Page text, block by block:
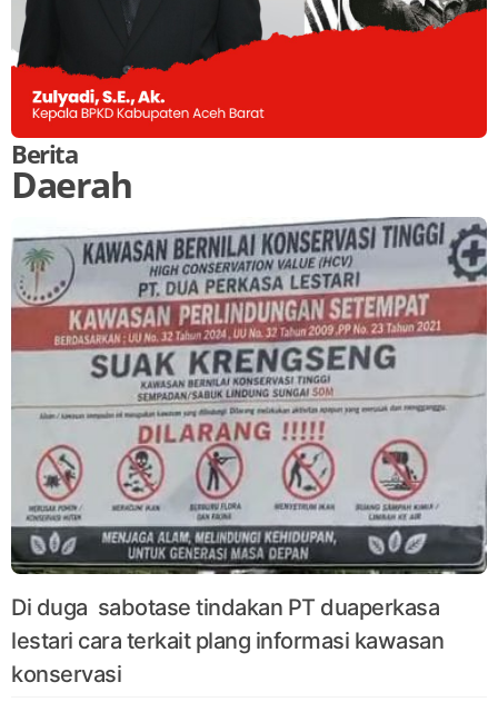
Berita
Daerah
Di duga sabotase tindakan PT duaperkasa
lestari cara terkait plang informasi kawasan
konservasi